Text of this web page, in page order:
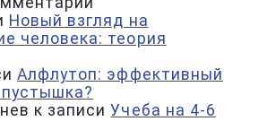
Новый взгляд на
человека: теория
Алфлутоп: эффективный
к записиУчеба на 4-6